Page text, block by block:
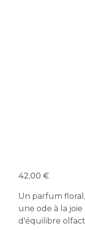
42,00
Un parfum
une ode à la
d'équilibre